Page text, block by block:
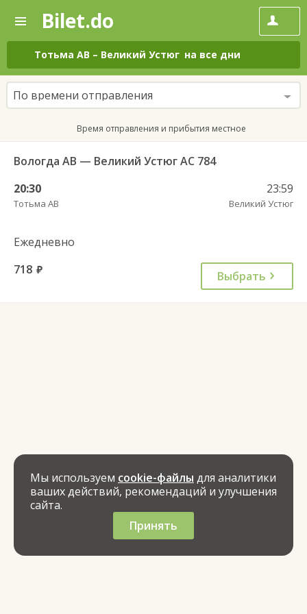
—
Поиск
и
покупка
билетов
на
автобус
онлайн
Bilet.do
Тотьма АВ – Великий Устюг на все дни
По времени отправления
Время отправления и прибытия местное
Вологда АВ — Великий Устюг АС 784
20:30
Тотьма АВ
23:59
Великий Устюг
Ежедневно
718 руб. Выбрать
Мы используем cookie-файлы для аналитики
ваших действий, рекомендаций и улучшения
сайта.
Принять